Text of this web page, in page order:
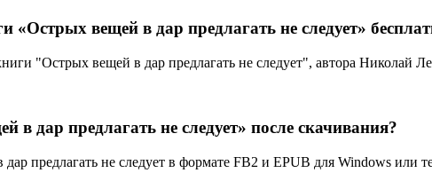
вещей в дар предлагать не следует»
"Острых вещей в дар предлагать не следует", автора Николай
дар предлагать не следует» после скачивания?
предлагать не следует в формате FB2 и EPUB для Windows или